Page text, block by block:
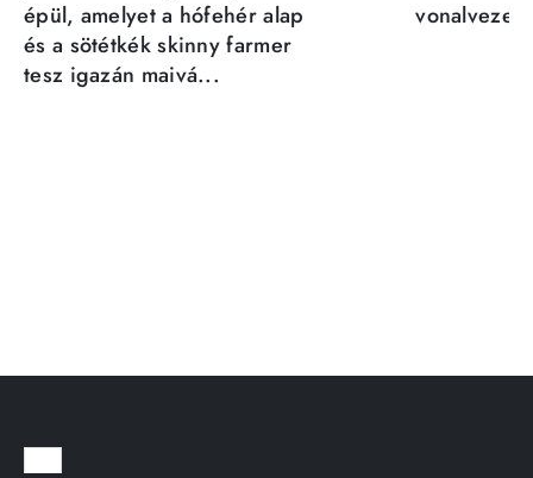
épül, amelyet a hófehér alap
és a sötétkék skinny farmer
tesz igazán maivá...